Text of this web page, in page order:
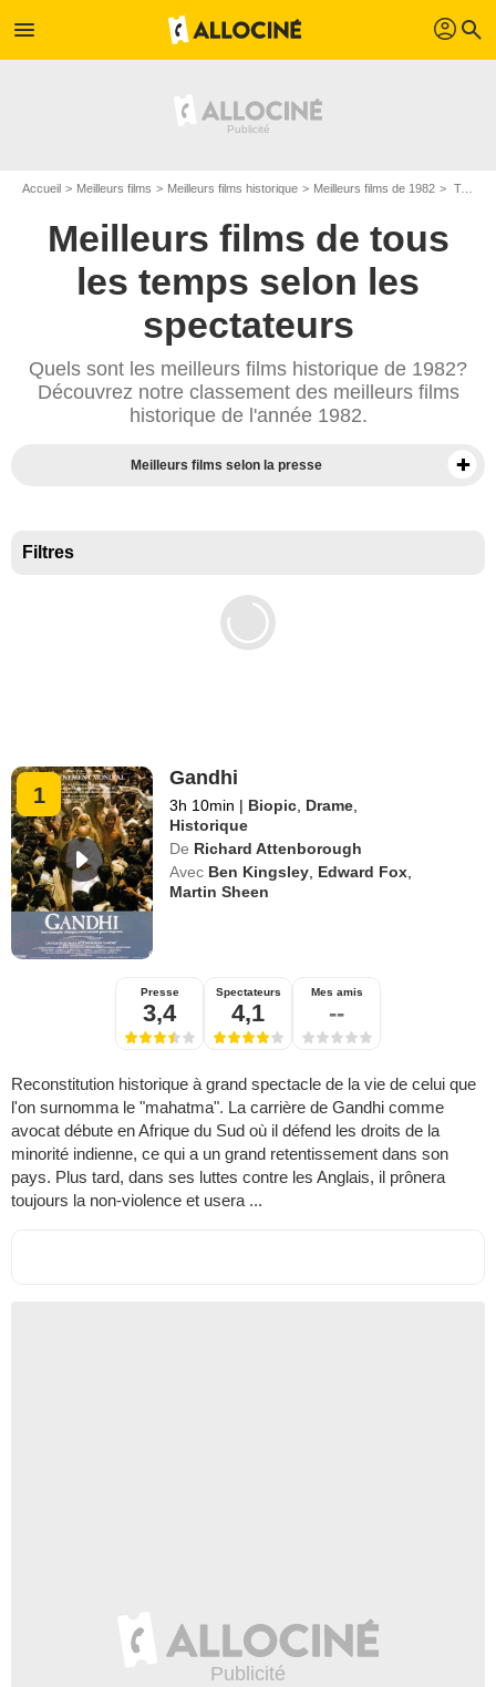
menu profil search
Accueil Meilleurs films Meilleurs films historique Meilleurs films de 1982 Top films historique de 1982
Meilleurs films de tous
les temps selon les
spectateurs
Quels sont les meilleurs films historique de 1982?
Découvrez notre classement des meilleurs films
historique de l'année 1982.
Meilleurs films selon la presse
Filtres
1
Gandhi
3h 10min | Biopic Drame
Historique
De Richard Attenborough
Avec Ben Kingsley Edward Fox
Martin Sheen
Presse
3,4
Spectateurs
4,1
Mes amis
--
Reconstitution historique à grand spectacle de la vie de celui que
l'on surnomma le "mahatma". La carrière de Gandhi comme
avocat débute en Afrique du Sud où il défend les droits de la
minorité indienne, ce qui a un grand retentissement dans son
pays. Plus tard, dans ses luttes contre les Anglais, il prônera
toujours la non-violence et usera ...